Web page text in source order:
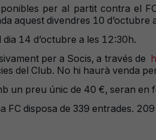
per al partit contra el
aquest divendres 10
14 d’octubre a les 12:30h.
per a Socis, a través de
del Club. No hi haurà venda
un preu únic de 40 €, seran
FC disposa de 339 entrades.